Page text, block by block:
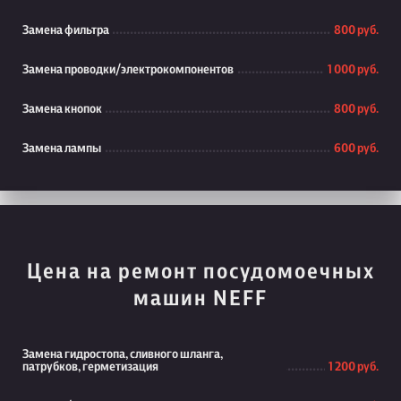
Замена фильтра 800 руб.
Замена проводки/электрокомпонентов 1 000 руб.
Замена кнопок 800 руб.
Замена лампы 600 руб.
Цена на ремонт посудомоечных
машин NEFF
Замена гидростопа, сливного шланга,
патрубков, герметизация
1 200 руб.